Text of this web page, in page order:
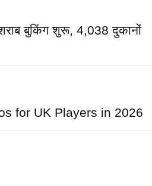
बुकिंग शुरू, 4,038 दुकानों
for UK Players in 2026